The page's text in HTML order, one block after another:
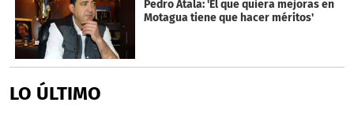
Pedro Atala: 'El que quiera mejoras en
Motagua tiene que hacer méritos'
LO ÚLTIMO